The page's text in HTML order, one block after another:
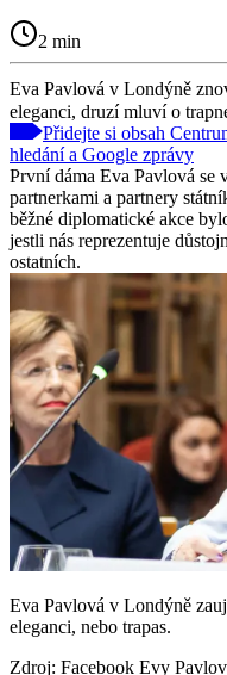
2 min
Eva Pavlová v Londýně
eleganci, druzí mluví o
Přidejte si obsah
hledání a Google zprávy
První dáma Eva Pavlová se
partnerkami a partnery
běžné diplomatické akce
jestli nás reprezentuje
ostatních.
Eva Pavlová v Londýně
eleganci, nebo trapas.
Zdroj: Facebook Evy